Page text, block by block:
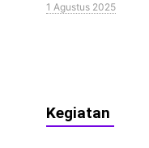
1 Agustus 2025
Kegiatan